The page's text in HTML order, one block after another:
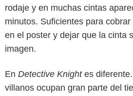
rodaje y en muchas cintas
minutos. Suficientes para
en el poster y dejar que la cinta
imagen.
En Detective Knight es
villanos ocupan gran parte del